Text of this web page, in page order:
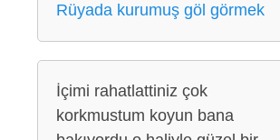
Rüyada kurumuş göl görmek
İçimi rahatlattiniz çok
korkmustum koyun bana